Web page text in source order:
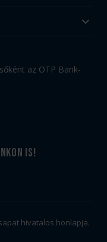
az OTP Bank-
is!
hivatalos honlapja.